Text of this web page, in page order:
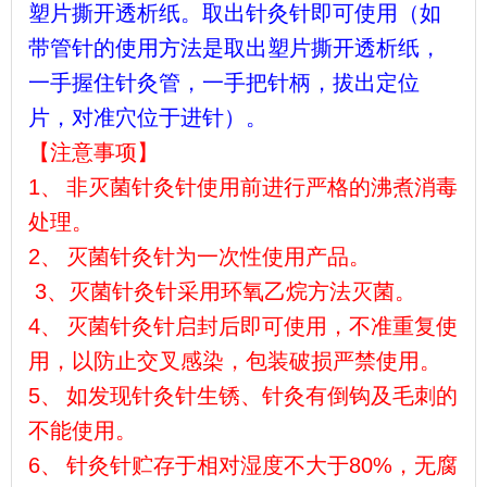
塑片撕开透析纸。取出针灸针即可使用（如
带管针的使用方法是取出塑片撕开透析纸，
一手握住针灸管，一手把针柄，拔出定位
片，对准穴位于进针）。
【注意事项】
1、
非灭菌针灸针使用前进行严格的沸煮消毒
处理。
2、
灭菌针灸针为一次性使用产品。
3、灭菌针灸针采用环氧乙烷方法灭菌。
4、
灭菌针灸针启封后即可使用，不准重复使
用，以防止交叉感染，包装破损严禁使用。
5、
如发现针灸针生锈、针灸有倒钩及毛刺的
不能使用。
6、
针灸针贮存于相对湿度不大于80%，无腐